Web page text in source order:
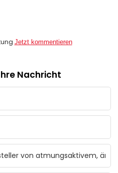
Jetzt kommentieren
Nachricht